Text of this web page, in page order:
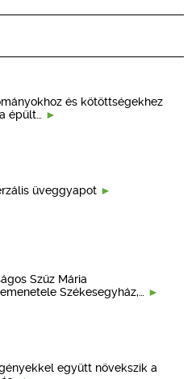
és kötöttségekhez
épült…
üveggyapot
Szűz Mária
Székesegyház,…
együtt növekszik a